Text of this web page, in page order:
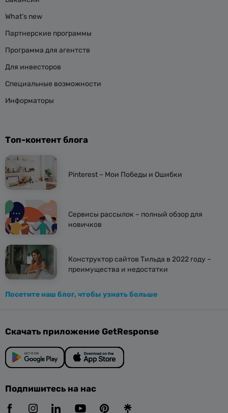
What’s new
Партнерские программы
Программа для агентств
Для инвесторов
Специальные возможности
Информаторы
Топ-контент блога
Pinterest – Мои Победы и Ошибки
Сервисы рассылок – полный обзор для
новичков
Конструктор сайтов Тильда в 2022 году –
преимущества и недостатки
Посетите наш блог, чтобы узнать больше
Скачать приложение GetResponse
Подпишитесь на нас